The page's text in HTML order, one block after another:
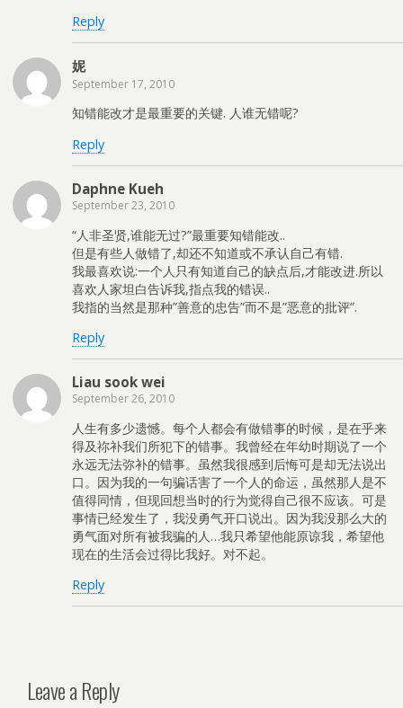
Reply
妮
September 17, 2010
知错能改才是最重要的关键. 人谁无错呢?
Reply
Daphne Kueh
September 23, 2010
“人非圣贤,谁能无过?”最重要知错能改..
但是有些人做错了,却还不知道或不承认自己有错.
我最喜欢说:一个人只有知道自己的缺点后,才能改进.所以
喜欢人家坦白告诉我,指点我的错误..
我指的当然是那种”善意的忠告”而不是”恶意的批评”.
Reply
Liau sook wei
September 26, 2010
人生有多少遗憾。每个人都会有做错事的时候，是在乎来
得及祢补我们所犯下的错事。我曾经在年幼时期说了一个
永远无法弥补的错事。虽然我很感到后悔可是却无法说出
口。因为我的一句骗话害了一个人的命运，虽然那人是不
值得同情，但现回想当时的行为觉得自己很不应该。可是
事情已经发生了，我没勇气开口说出。因为我没那么大的
勇气面对所有被我骗的人…我只希望他能原谅我，希望他
现在的生活会过得比我好。对不起。
Reply
Leave a Reply